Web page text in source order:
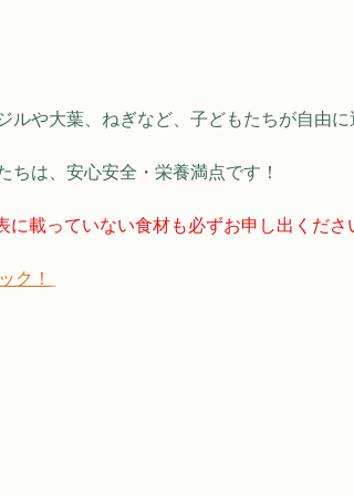
ルや大葉、ねぎなど、子どもたちが自由
ちは、安心安全・栄養満点です！
載っていない食材も必ずお申し出くださ
ク！